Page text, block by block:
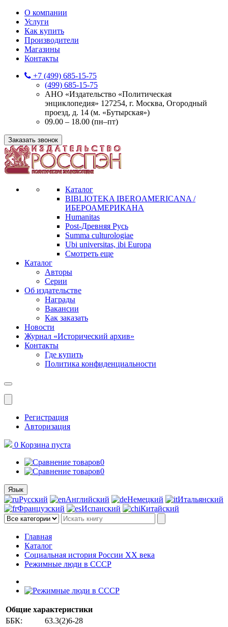
О компании
Услуги
Как купить
Производители
Магазины
Контакты
+7 (499) 685-15-75
(499) 685-15-75
АНО «Издательство «Политическая
энциклопедия» 127254, г. Москва, Огородный
проезд, д. 14 (м. «Бутырская»)
09.00 – 18.00 (пн–пт)
Заказать звонок
Каталог
BIBLIOTEKA IBEROAMERICANA /
ИБЕРОАМЕРИКАНА
Humanitas
Post-Древняя Русь
Summa culturologiae
Ubi universitas, ibi Europa
Смотреть еще
Каталог
Авторы
Серии
Об издательстве
Награды
Вакансии
Как заказать
Новости
Журнал «Исторический архив»‎
Контакты
Где купить
Политика конфиденциальности
Меню
Регистрация
Авторизация
0 Корзина пуста
0
0
Язык
Русский Английский Немецкий
Итальянский
Французский
Испанский Китайский
Главная
Каталог
Социальная история России ХХ века
Режимные люди в СССР
Общие характеристики
ББК:
63.3(2)6-28